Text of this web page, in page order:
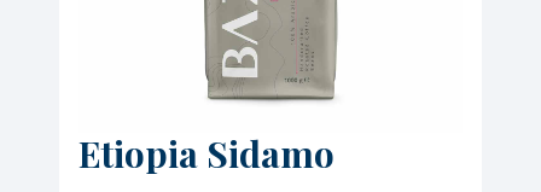
Etiopia Sidamo